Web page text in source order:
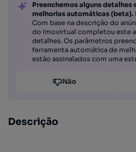
Preenchemos alguns detalhes
melhorias automáticas (beta).
Com base na descrição do
do Imovirtual completou este
detalhes. Os parâmetros
ferramenta automática de
estão assinalados com uma
Não
Descrição